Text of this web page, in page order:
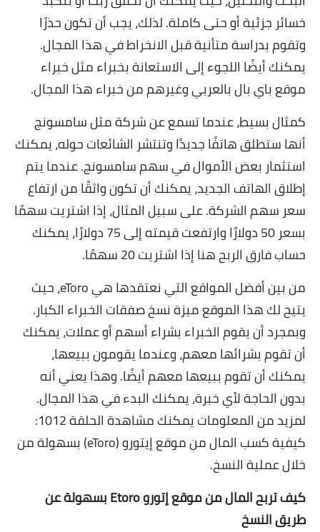
خسائر جزئية أو حتى كاملة. لذلك، يجب أن تكون حذرًا
وتقوم بدراسة متأنية قبل الانخراط في هذا المجال.
يمكنك أيضًا اللجوء إلى الاستعانة بخبراء مثل خبراء
موقع باي بال بالعربي وغيرهم من خبراء هذا المجال.
كمثال بسيط، عندما تسمع عن شركة مثل سامسونج
أنها ستطلق هاتفًا جديدًا وتنتشر الشائعات حوله، يمكنك
استثمار بعض الأموال في سهم سامسونج. عندما يتم
إطلاق الهاتف الجديد، يمكنك أن تكون واثقًا من ارتفاع
سعر سهم الشركة. على سبيل المثال، إذا اشتريت سهمًا
بسعر 50 دولارًا وارتفعت قيمته إلى 75 دولارًا، يمكنك
حساب فارق الربح هنا إذا اشتريت 20 سهمًا.
من بين أفضل المواقع التي نعتقدها هي eToro، حيث
يتيح لك هذا الموقع ميزة نسخ صفقات الخبراء الكبار.
وبمجرد أن يقوم الخبراء بشراء أسهم أو عملات، يمكنك
أن تقوم بشرائها معهم، وعندما يقومون ببيعها،
يمكنك أن تقوم ببيعها معهم أيضًا. وهذا يعني أنه
بدون الحاجة لأي خبرة، يمكنك البدء في هذا المجال.
لمزيد من المعلومات يمكنك مشاهدة الحلقة 1012:
كيفية كسب المال من موقع إيتورو (eToro) بسهولة من
خلال عملية النسخ.
كيف تربح المال من موقع إتورو Etoro بسهولة عن
طريق النسخ